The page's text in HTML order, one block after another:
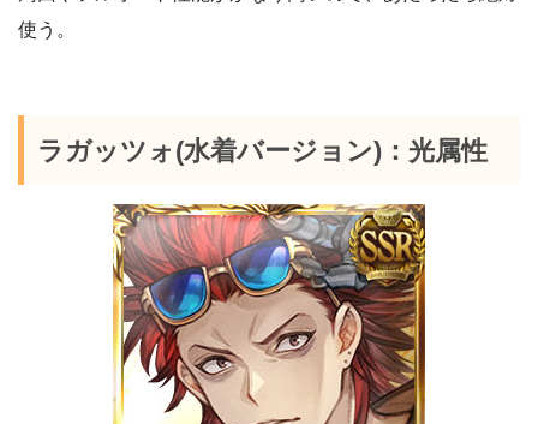
使う。
ラガッツォ(水着バージョン)：光属性